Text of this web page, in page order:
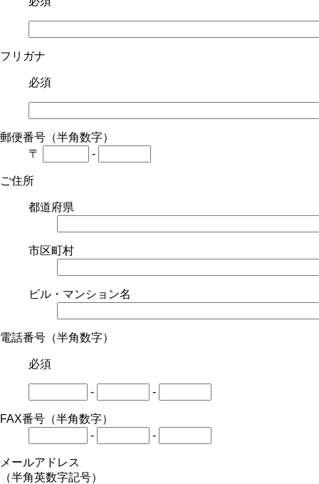
フリガナ
必須
郵便番号（半角数字）
〒
-
ご住所
都道府県
市区町村
ビル・マンション名
電話番号（半角数字）
必須
- -
FAX番号（半角数字）
-
-
メールアドレス
（半角英数字記号）